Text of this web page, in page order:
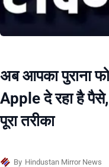
अब आपका पुराना
Apple दे रहा है
पूरा तरीका
By Hindustan Mirror News